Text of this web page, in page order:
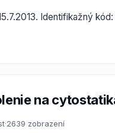
Identifikažný
na
·2639 zobrazení